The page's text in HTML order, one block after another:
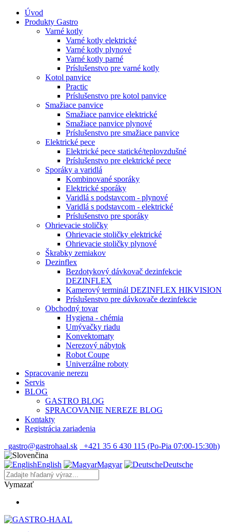
Úvod
Produkty Gastro
Varné kotly
Varné kotly elektrické
Varné kotly plynové
Varné kotly parné
Príslušenstvo pre varné kotly
Kotol panvice
Practic
Príslušenstvo pre kotol panvice
Smažiace panvice
Smažiace panvice elektrické
Smažiace panvice plynové
Príslušenstvo pre smažiace panvice
Elektrické pece
Elektrické pece statické/teplovzdušné
Príslušenstvo pre elektrické pece
Sporáky a varidlá
Kombinované sporáky
Elektrické sporáky
Varidlá s podstavcom - plynové
Varidlá s podstavcom - elektrické
Príslušenstvo pre sporáky
Ohrievacie stoličky
Ohrievacie stoličky elektrické
Ohrievacie stoličky plynové
Škrabky zemiakov
Dezinflex
Bezdotykový dávkovač dezinfekcie
DEZINFLEX
Kamerový terminál DEZINFLEX HIKVISION
Príslušenstvo pre dávkovače dezinfekcie
Obchodný tovar
Hygiena - chémia
Umývačky riadu
Konvektomaty
Nerezový nábytok
Robot Coupe
Univerzálne roboty
Spracovanie nerezu
Servis
BLOG
GASTRO BLOG
SPRACOVANIE NEREZE BLOG
Kontakty
Registrácia zariadenia
gastro@gastrohaal.sk
+421 35 6 430 115 (Po-Pia 07:00-15:30h)
English Magyar Deutsche
Vymazať